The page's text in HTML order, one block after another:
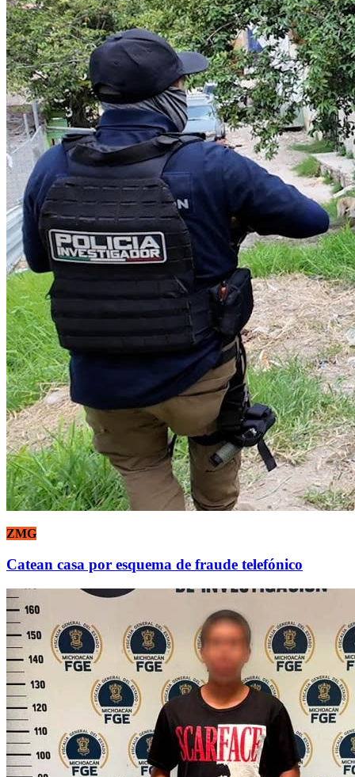
ZMG
Catean casa por esquema de fraude telefónico